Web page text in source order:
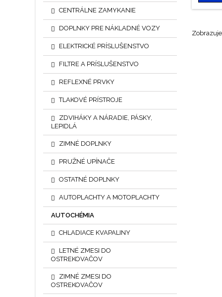
CENTRÁLNE ZAMYKANIE
DOPLNKY PRE NÁKLADNÉ VOZY
ELEKTRICKÉ PRÍSLUŠENSTVO
FILTRE A PRÍSLUŠENSTVO
REFLEXNÉ PRVKY
TLAKOVÉ PRÍSTROJE
ZDVIHÁKY A NÁRADIE, PÁSKY,
LEPIDLÁ
ZIMNÉ DOPLNKY
PRUŽNÉ UPÍNAČE
OSTATNÉ DOPLNKY
AUTOPLACHTY A MOTOPLACHTY
AUTOCHÉMIA
CHLADIACE KVAPALINY
LETNÉ ZMESI DO
OSTREKOVAČOV
ZIMNÉ ZMESI DO
OSTREKOVAČOV
vnútri